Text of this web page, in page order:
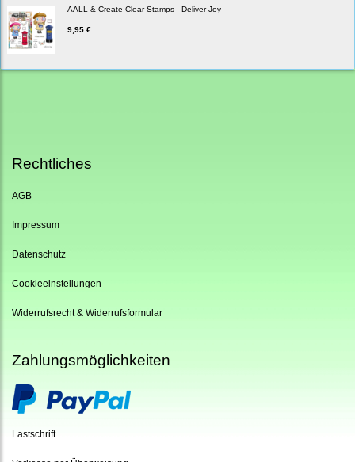
AALL & Create Clear Stamps - Deliver Joy
9,95 €
Rechtliches
AGB
Impressum
Datenschutz
Cookieeinstellungen
Widerrufsrecht & Widerrufsformular
Zahlungsmöglichkeiten
Lastschrift